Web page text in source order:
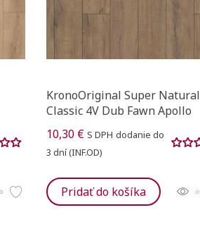
KronoOriginal Super Natural
Classic 4V Dub Fawn Apollo
10,30 € S DPH dodanie do
3 dní (INF.OD)
Pridať do košíka